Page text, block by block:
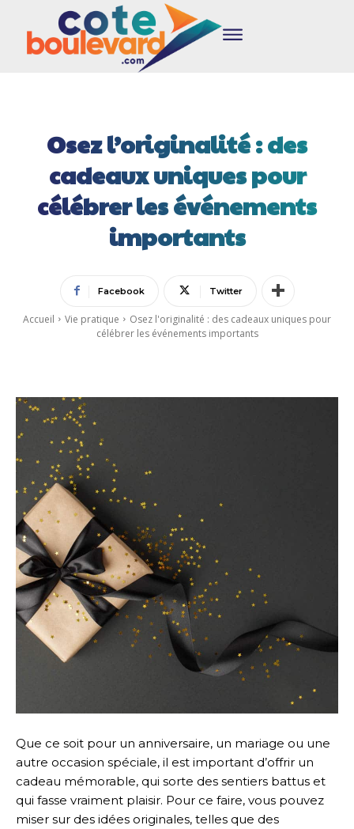
Osez l’originalité : des
cadeaux uniques pour
célébrer les événements
importants
Facebook Twitter
Accueil Vie pratique
Osez l'originalité : des cadeaux uniques pour
célébrer les événements importants
Que ce soit pour un anniversaire, un mariage ou une
autre occasion spéciale, il est important d’offrir un
cadeau mémorable, qui sorte des sentiers battus et
qui fasse vraiment plaisir. Pour ce faire, vous pouvez
miser sur des idées originales, telles que des